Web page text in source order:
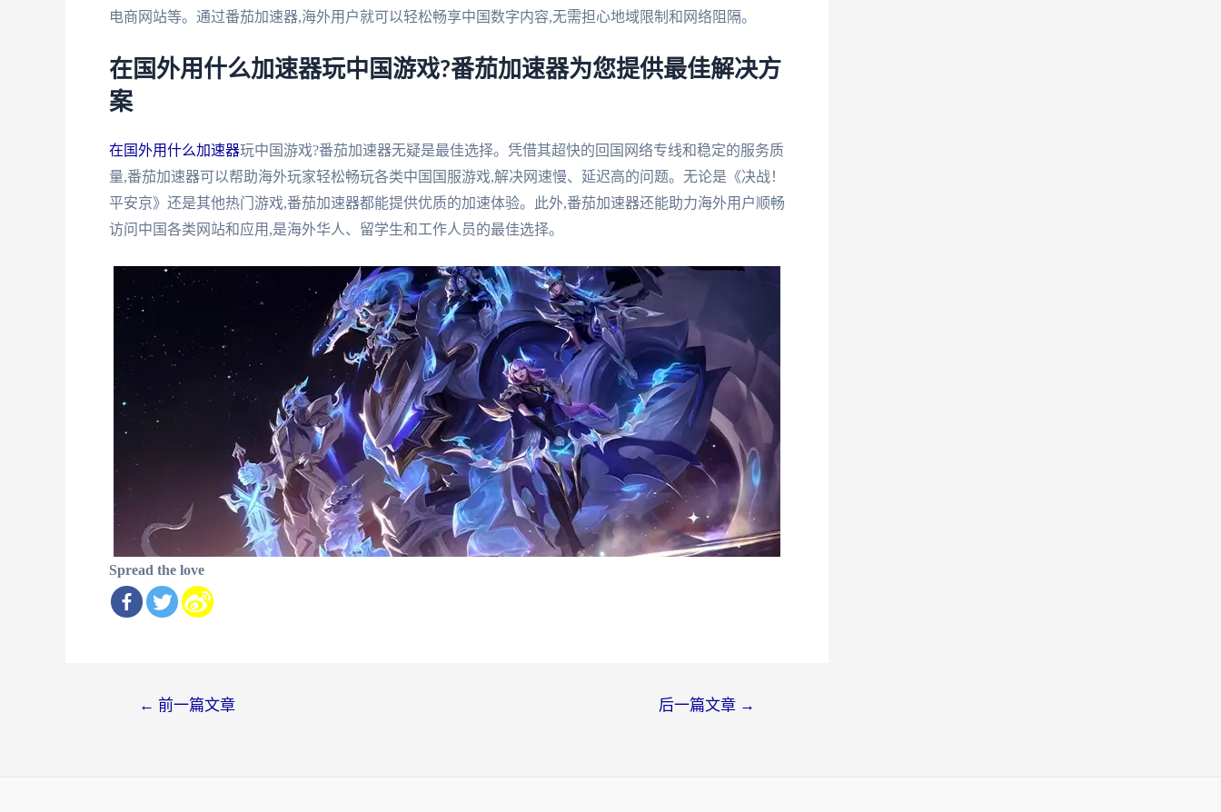
电商网站等。通过番茄加速器,海外用户就可以轻松畅享中国数字内容,无需担心地域限制和网络阻隔。
在国外用什么加速器玩中国游戏?番茄加速器为您提供最佳解决方
案
在国外用什么加速器玩中国游戏?番茄加速器无疑是最佳选择。凭借其超快的回国网络专线和稳定的服务质
量,番茄加速器可以帮助海外玩家轻松畅玩各类中国国服游戏,解决网速慢、延迟高的问题。无论是《决战！
平安京》还是其他热门游戏,番茄加速器都能提供优质的加速体验。此外,番茄加速器还能助力海外用户顺畅
访问中国各类网站和应用,是海外华人、留学生和工作人员的最佳选择。
Spread the love
← 前一篇文章 后一篇文章 →